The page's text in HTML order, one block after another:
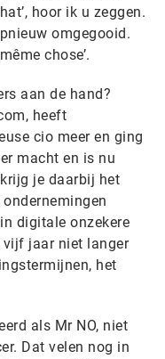
hoor ik u zeggen.
omgegooid.
chose’.
aan de hand?
heeft
cio meer en ging
macht en is nu
je daarbij het
digitale onzekere
jaar niet langer
het
als Mr NO, niet
Dat velen nog in